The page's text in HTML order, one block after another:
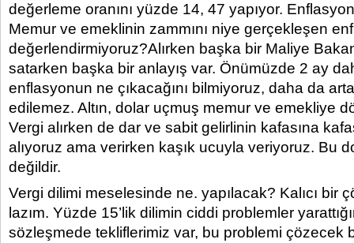
değerleme oranını yüzde 14, 47 yapıyor.
Memur ve emeklinin zammını niye gerçekleşen
değerlendirmiyoruz?Alırken başka bir Maliye
satarken başka bir anlayış var. Önümüzde 2 ay
enflasyonun ne çıkacağını bilmiyoruz, daha da
edilemez. Altın, dolar uçmuş memur ve emekliye
Vergi alırken de dar ve sabit gelirlinin kafasına
alıyoruz ama verirken kaşık ucuyla veriyoruz. Bu
değildir.
Vergi dilimi meselesinde ne. yapılacak? Kalıcı bir
lazım. Yüzde 15’lik dilimin ciddi problemler
sözleşmede tekliflerimiz var, bu problemi çözecek